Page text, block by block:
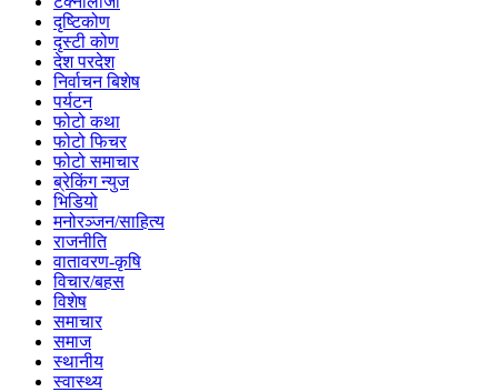
दृष्टिकोण
दृस्टी कोण
देश परदेश
निर्वाचन बिशेष
पर्यटन
फोटो कथा
फोटो फिचर
फोटो समाचार
ब्रेकिंग न्युज
भिडियो
मनोरञ्जन/साहित्य
राजनीति
वातावरण-कृषि
विचार/बहस
विशेष
समाचार
समाज
स्थानीय
स्वास्थ्य